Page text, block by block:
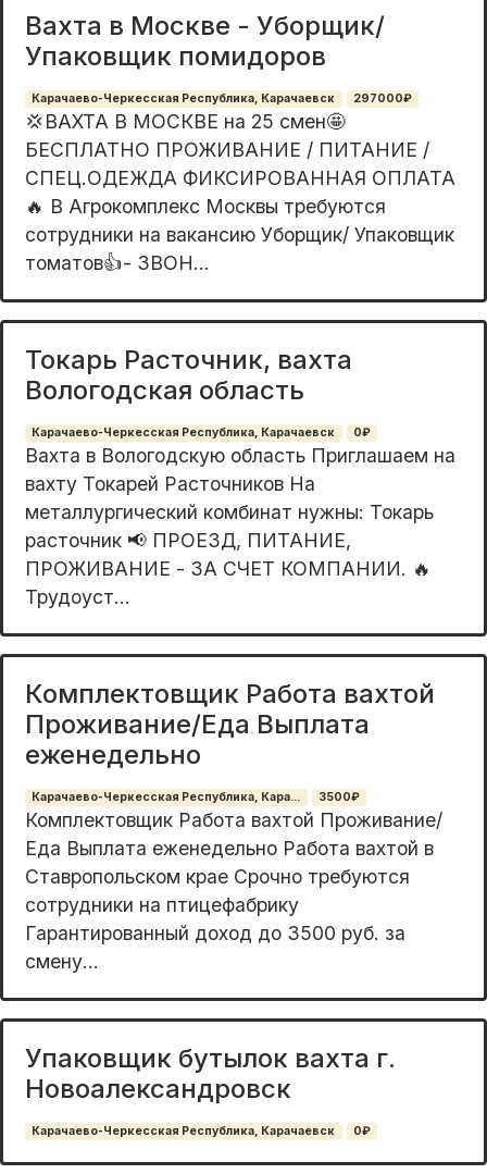
Вахта в Москве - Уборщик/
Упаковщик помидоров
Карачаево-Черкесская Республика, Карачаевск 297000₽
💢ВАХТА В МОСКВЕ на 25 смен🤩
БЕСПЛАТНО ПРОЖИВАНИЕ / ПИТАНИЕ /
СПЕЦ.ОДЕЖДА ФИКСИРОВАННАЯ ОПЛАТА
🔥 В Агрокомплекс Москвы требуются
сотрудники на вакансию Уборщик/ Упаковщик
томатов👍- ЗВOH...
Токарь Расточник, вахта
Вологодская область
Карачаево-Черкесская Республика, Карачаевск 0₽
Вахта в Вологодскую область Приглашаем на
вахту Токарей Расточников На
металлургический комбинат нужны: Токарь
расточник 📢 ПРОЕЗД, ПИТАНИЕ,
ПРОЖИВАНИЕ - ЗА СЧЕТ КОМПАНИИ. 🔥
Трудоуст...
Комплектовщик Работа вахтой
Проживание/Еда Выплата
еженедельно
Карачаево-Черкесская Республика, Кара... 3500₽
Комплектовщик Работа вахтой Проживание/
Еда Выплата еженедельно Работа вахтой в
Ставропольском крае Срочно требуются
сотрудники на птицефабрику
Гарантированный доход до 3500 руб. за
смену...
Упаковщик бутылок вахта г.
Новоалександровск
Карачаево-Черкесская Республика, Карачаевск 0₽